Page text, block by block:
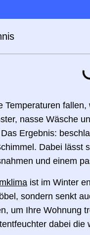
Temperaturen
nasse Wäsche
Ergebnis:
Dabei lässt
und einem
ist im Winter
sondern senkt
um Ihre Wohnung
dabei die